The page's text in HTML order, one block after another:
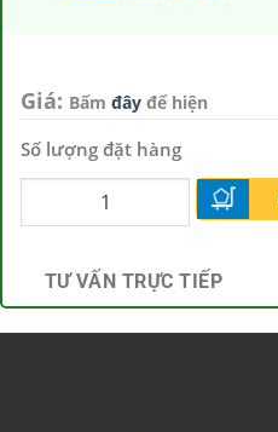
Giá: Bấm đây để hiện
Số lượng đặt hàng
TƯ VẤN TRỰC TIẾP